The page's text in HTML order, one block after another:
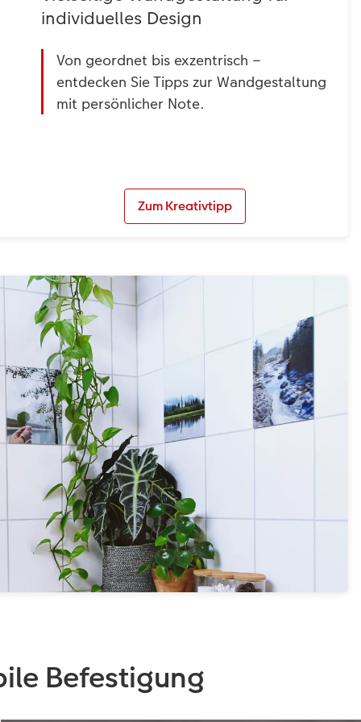
individuelles Design
Von geordnet bis exzentrisch –
entdecken Sie Tipps zur Wandgestaltung
mit persönlicher Note.
Zum Kreativtipp
Befestigung